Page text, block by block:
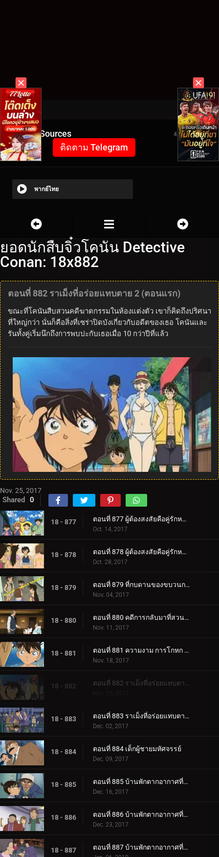
Video Sources 4573 Views
ติดตาม Telegram
พากย์ไทย
ยอดนักสืบจิ๋วโคนัน Detective
Conan: 18x882
ตอนที่ 882 ราเม็งที่อร่อยแทบตาย 2 (ตอนแรก)
ขณะที่โคนันสืบสวนคดีฆาตกรรมในห้องแต่งตัว เขาก็คิดถึงปริศนา
ที่ใหญ่กว่า นั่นก็คือสิ่งที่เซร่าปิดบังเกี่ยวกับอดีตของเธอ โคนันและ
รันทั้งคู่เริ่มนึกถึงการพบปะกับเธอเมื่อ 10 กว่าปีที่แล้ว
Nov. 25, 2017
Shared 0
18 - 877 ตอนที่ 877 ผู้ต้องสงสัยคือคู่รักหวานแหว๋ว (ตอนแรก)
Oct. 14, 2017
18 - 878 ตอนที่ 878 ผู้ต้องสงสัยคือคู่รักหวานแหว๋ว (ตอนจบ)
Oct. 28, 2017
18 - 879 ตอนที่ 879 ที่กบดานของขบวนการนักสืบเยาวชน
Nov. 04, 2017
18 - 880 ตอนที่ 880 คดีการกลับมาที่สวนสาธารณะน้ำขึ้นน้ำลง
Nov. 11, 2017
18 - 881 ตอนที่ 881 ความงาม การโกหก และ ความลับ
Nov. 18, 2017
18 - 882 ตอนที่ 882 ราเม็งที่อร่อยแทบตาย 2 (ตอนแรก)
18 - 883 ตอนที่ 883 ราเม็งที่อร่อยแทบตาย 2 (ตอนจบ)
Dec. 02, 2017
18 - 884 ตอนที่ 884 เด็กผู้ชายมหัศจรรย์
Dec. 09, 2017
18 - 885 ตอนที่ 885 บ้านพักตากอากาศที่ล้อมรอบด้วยซอมบี้ (ตอนแรก)
Dec. 16, 2017
18 - 886 ตอนที่ 886 บ้านพักตากอากาศที่ล้อมรอบด้วยซอมบี้ (ตอนกลาง)
Dec. 23, 2017
18 - 887 ตอนที่ 887 บ้านพักตากอากาศที่ล้อมรอบด้วยซอมบี้ (ตอนจบ)